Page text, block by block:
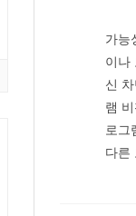
가능
이나
신
램
로그
다른